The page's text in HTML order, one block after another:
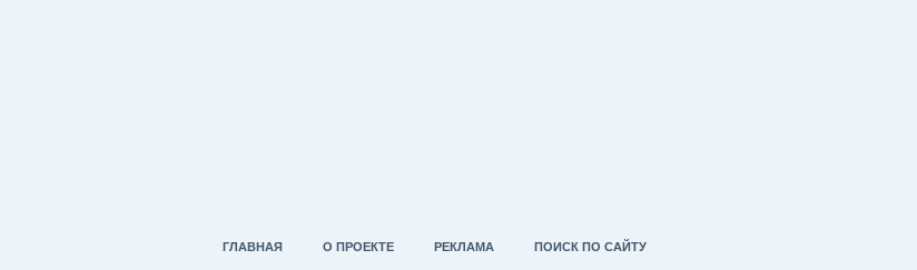
ГЛАВНАЯ О ПРОЕКТЕ РЕКЛАМА ПОИСК ПО САЙТУ